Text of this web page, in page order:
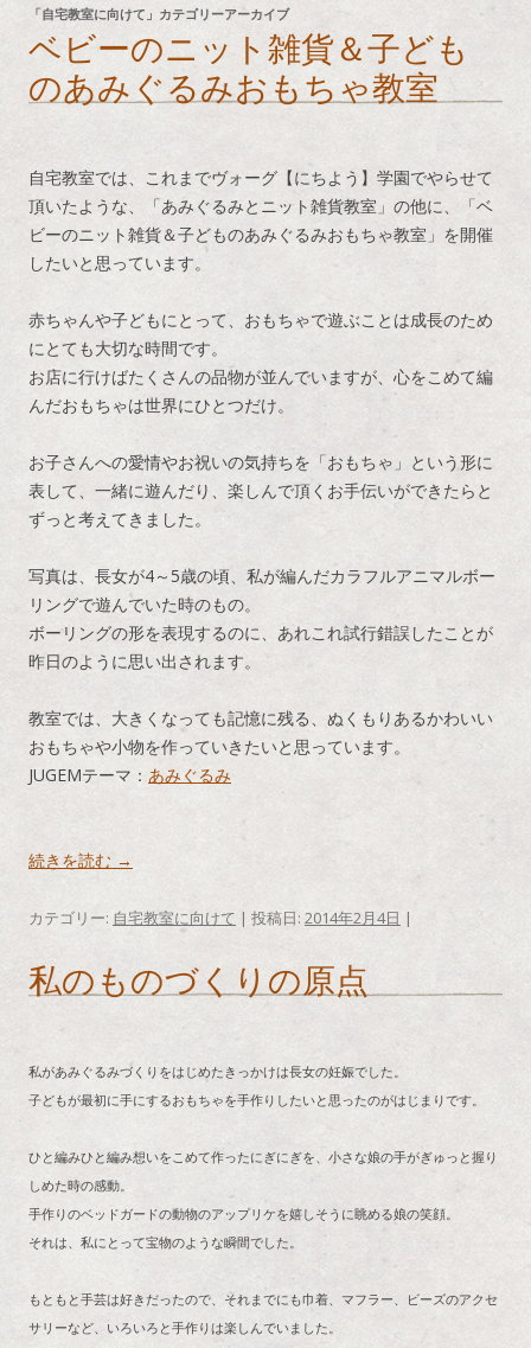
「自宅教室に向けて 」カテゴリーアーカイブ
ベビーのニット雑貨＆子ども
のあみぐるみおもちゃ教室
自宅教室では、これまでヴォーグ【にちよう】学園でやらせて
頂いたような、「あみぐるみとニット雑貨教室」の他に、「ベ
ビーのニット雑貨＆子どものあみぐるみおもちゃ教室」を開催
したいと思っています。
赤ちゃんや子どもにとって、おもちゃで遊ぶことは成長のため
にとても大切な時間です。
お店に行けばたくさんの品物が並んでいますが、心をこめて編
んだおもちゃは世界にひとつだけ。
お子さんへの愛情やお祝いの気持ちを「おもちゃ」という形に
表して、一緒に遊んだり、楽しんで頂くお手伝いができたらと
ずっと考えてきました。
写真は、長女が4～5歳の頃、私が編んだカラフルアニマルボー
リングで遊んでいた時のもの。
ボーリングの形を表現するのに、あれこれ試行錯誤したことが
昨日のように思い出されます。
教室では、大きくなっても記憶に残る、ぬくもりあるかわいい
おもちゃや小物を作っていきたいと思っています。
JUGEMテーマ： あみぐるみ
続きを読む →
カテゴリー: 自宅教室に向けて | 投稿日: 2014年2月4日 |
私のものづくりの原点
私があみぐるみづくりをはじめたきっかけは長女の妊娠でした。
子どもが最初に手にするおもちゃを手作りしたいと思ったのがはじまりです。
ひと編みひと編み想いをこめて作ったにぎにぎを、小さな娘の手がぎゅっと握り
しめた時の感動。
手作りのベッドガードの動物のアップリケを嬉しそうに眺める娘の笑顔。
それは、私にとって宝物のような瞬間でした。
もともと手芸は好きだったので、それまでにも巾着、マフラー、ビーズのアクセ
サリーなど、いろいろと手作りは楽しんでいました。